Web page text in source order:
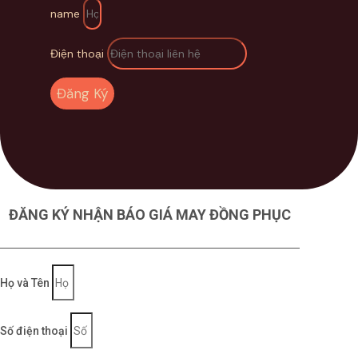
Email: cskh@fennik.vn
Website: fennik.vn
name
Điện thoại
Đăng Ký
ĐĂNG KÝ NHẬN BÁO GIÁ MAY ĐỒNG PHỤC
Họ và Tên
Số điện thoại